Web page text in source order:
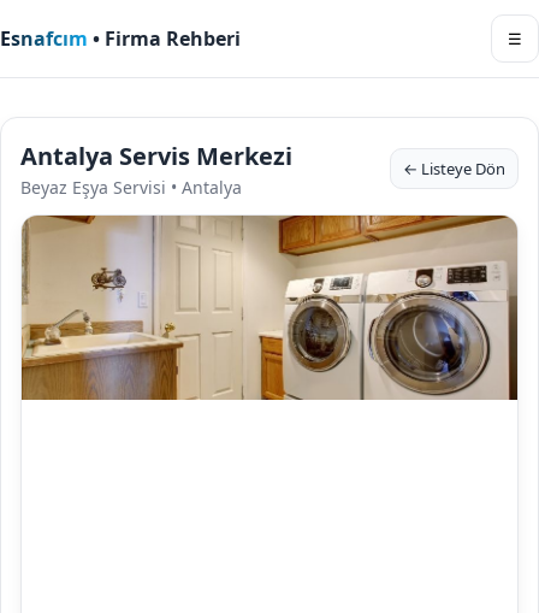
Esnafcım • Firma Rehberi ☰
Antalya Servis Merkezi
Beyaz Eşya Servisi • Antalya
← Listeye Dön